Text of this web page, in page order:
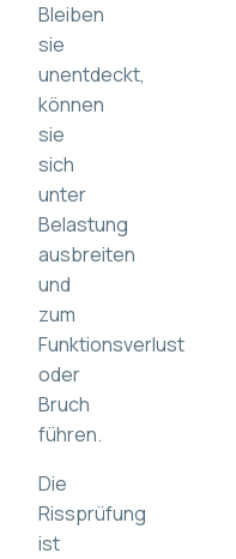
Bleiben
sie
unentdeckt,
können
sie
sich
unter
Belastung
ausbreiten
und
zum
Funktionsverlust
oder
Bruch
führen.
Die
Rissprüfung
ist